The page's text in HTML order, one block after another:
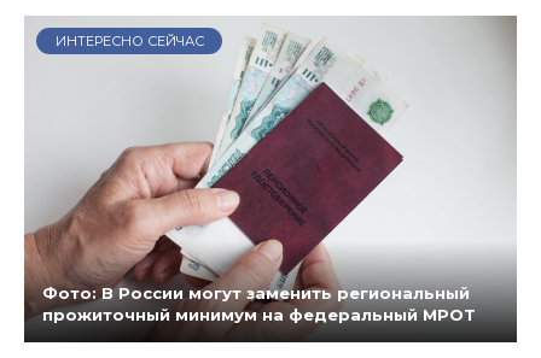
ИНТЕРЕСНО СЕЙЧАС
Фото: В России могут заменить региональный
прожиточный минимум на федеральный МРОТ